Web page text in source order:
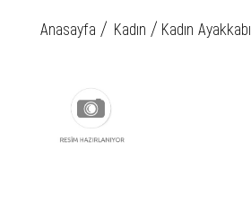
Anasayfa Kadın Kadın Ayakkabı